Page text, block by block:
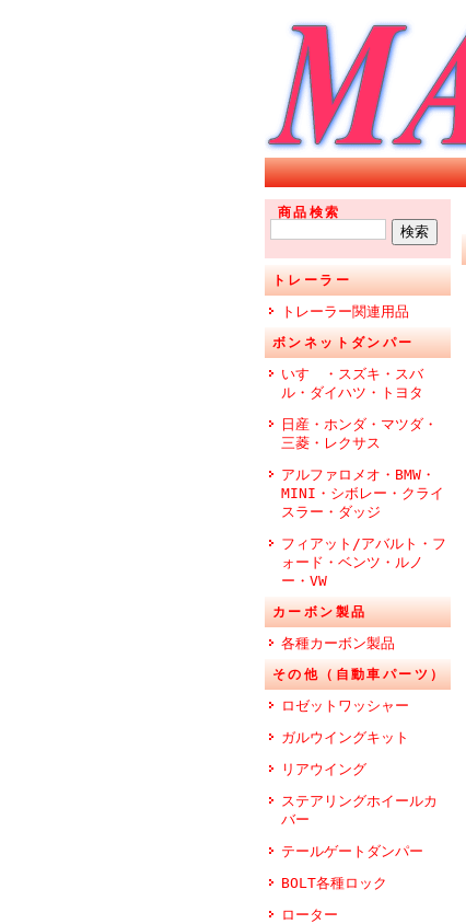
商品検索
トレーラー
トレーラー関連用品
ボンネットダンパー
いすゞ・スズキ・スバ
ル・ダイハツ・トヨタ
日産・ホンダ・マツダ・
三菱・レクサス
アルファロメオ・BMW・
MINI・シボレー・クライ
スラー・ダッジ
フィアット/アバルト・フ
ォード・ベンツ・ルノ
ー・VW
カーボン製品
各種カーボン製品
その他（自動車パーツ）
ロゼットワッシャー
ガルウイングキット
リアウイング
ステアリングホイールカ
バー
テールゲートダンパー
BOLT各種ロック
ローター